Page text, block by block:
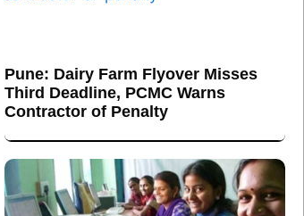
Pune: Dairy Farm Flyover Misses
Third Deadline, PCMC Warns
Contractor of Penalty